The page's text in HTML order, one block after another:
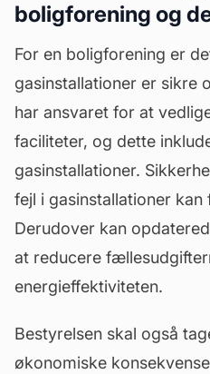
boligforening og
For en boligforening er
gasinstallationer er sikre
har ansvaret for at
faciliteter, og dette
gasinstallationer.
fejl i gasinstallationer
Derudover kan
at reducere
energieffektiviteten.
Bestyrelsen skal også
økonomiske